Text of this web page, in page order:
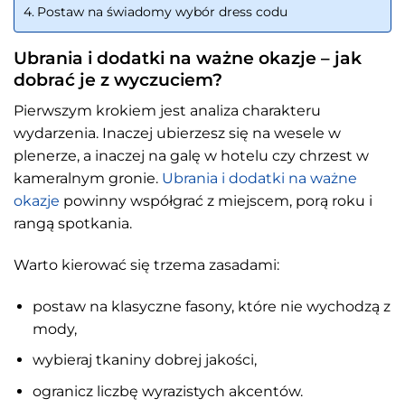
Postaw na świadomy wybór dress codu
Ubrania i dodatki na ważne okazje – jak
dobrać je z wyczuciem?
Pierwszym krokiem jest analiza charakteru
wydarzenia. Inaczej ubierzesz się na wesele w
plenerze, a inaczej na galę w hotelu czy chrzest w
kameralnym gronie. Ubrania i dodatki na ważne
okazje powinny współgrać z miejscem, porą roku i
rangą spotkania.
Warto kierować się trzema zasadami:
postaw na klasyczne fasony, które nie wychodzą z
mody,
wybieraj tkaniny dobrej jakości,
ogranicz liczbę wyrazistych akcentów.